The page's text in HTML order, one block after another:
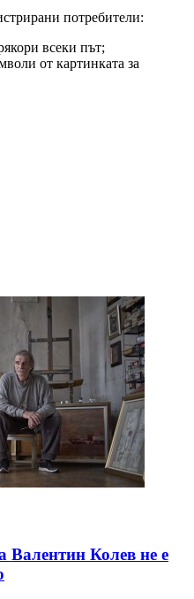
потребители:
всеки път;
от картинката за
Валентин Колев не е